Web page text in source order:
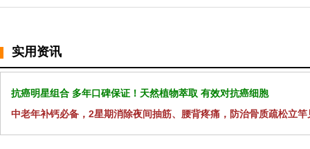
实用资讯
抗癌明星组合 多年口碑保证！天然植物萃取 有效对抗癌细胞
中老年补钙必备，2星期消除夜间抽筋、腰背疼痛，防治骨质疏松立竿